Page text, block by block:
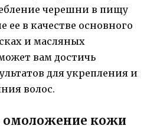
черешни в пищу
ее в качестве основного
и масляных
вам достичь
для укрепления и
волос.
омоложение кожи